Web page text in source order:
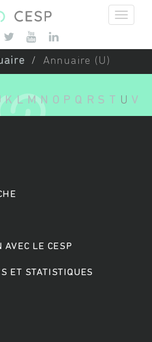
Saisissez vos mots-clés
Annuaire (U)
K L M N O P Q R S T U V
LE CESP
ET STATISTIQUES